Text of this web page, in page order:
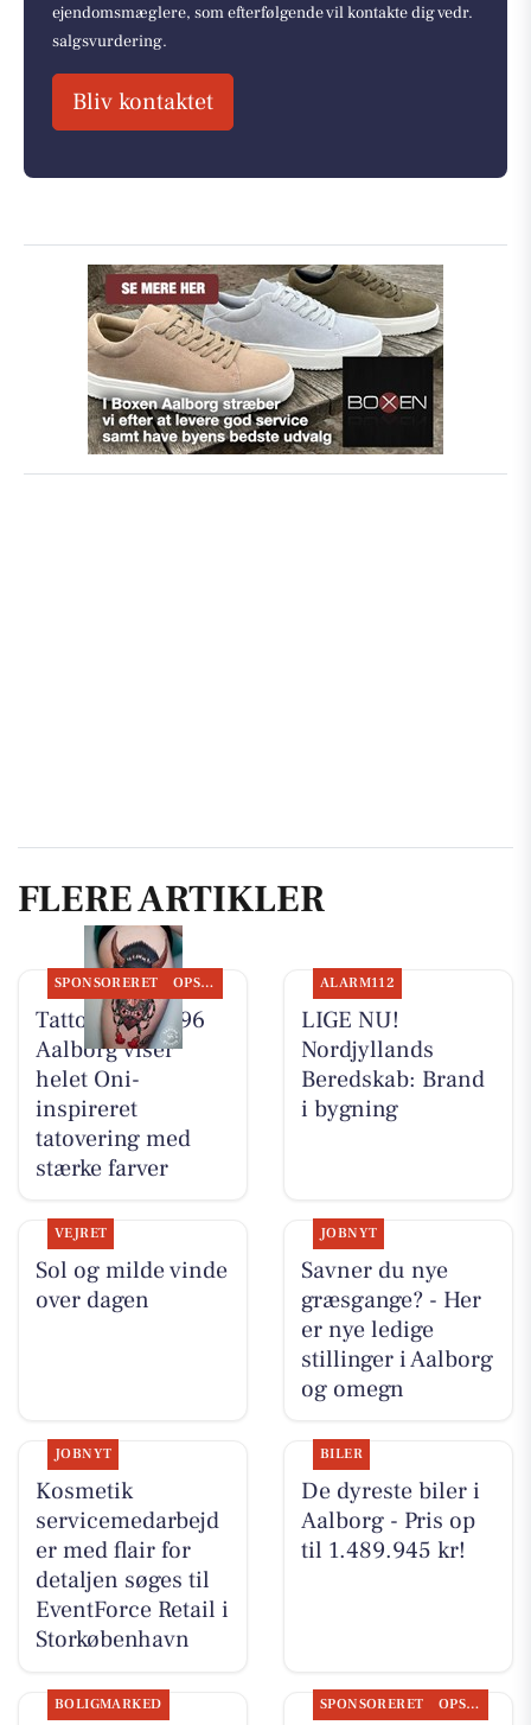
ejendomsmæglere, som efterfølgende vil kontakte dig vedr.
salgsvurdering.
Bliv kontaktet
FLERE ARTIKLER
SPONSORERET OPSLAGSTAVLEN
Tattoo Studio 96
Aalborg viser
helet Oni-
inspireret
tatovering med
stærke farver
ALARM112
LIGE NU!
Nordjyllands
Beredskab: Brand
i bygning
VEJRET
Sol og milde vinde
over dagen
JOBNYT
Savner du nye
græsgange? - Her
er nye ledige
stillinger i Aalborg
og omegn
JOBNYT
Kosmetik
servicemedarbejd
er med flair for
detaljen søges til
EventForce Retail i
Storkøbenhavn
BILER
De dyreste biler i
Aalborg - Pris op
til 1.489.945 kr!
BOLIGMARKED SPONSORERET OPSLAGSTAVLEN